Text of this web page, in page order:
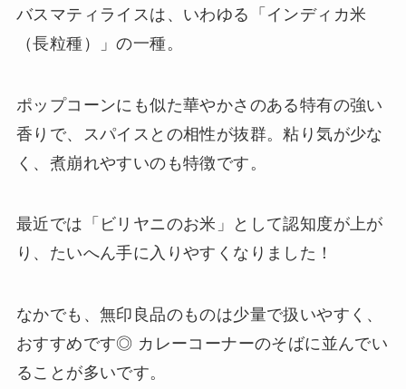
バスマティライスは、いわゆる「インディカ米
（長粒種）」の一種。
ポップコーンにも似た華やかさのある特有の強い
香りで、スパイスとの相性が抜群。粘り気が少な
く、煮崩れやすいのも特徴です。
最近では「ビリヤニのお米」として認知度が上が
り、たいへん手に入りやすくなりました！
なかでも、無印良品のものは少量で扱いやすく、
おすすめです◎ カレーコーナーのそばに並んでい
ることが多いです。